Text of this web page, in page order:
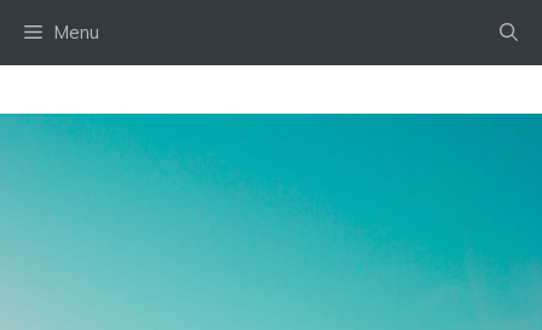
Menu